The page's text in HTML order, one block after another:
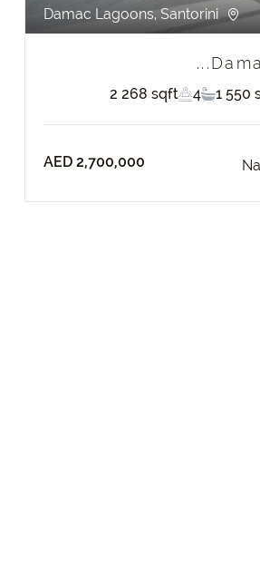
Damac Lagoons, Santorini
1 550
4
2 268 sqft
AED 2,700,000